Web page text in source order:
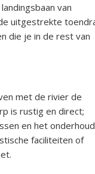
van
uitgestrekte
die je in de rest van
met de rivier de
is rustig en direct;
en het onderhoud
faciliteiten of